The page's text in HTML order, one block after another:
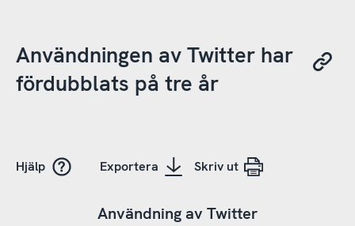
Användningen av Twitter har
fördubblats på tre år
Hjälp Exportera Skriv ut
Användning av Twitter